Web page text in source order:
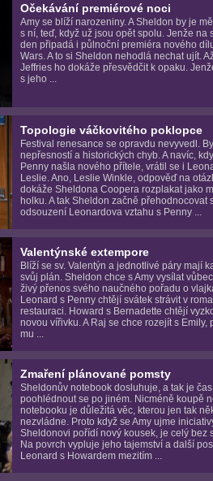
Očekávání premiérové noci
Amy se blíží narozeniny. A Sheldon by je
s ní, teď, když už jsou opět spolu. Jenže na
den připadá i půlnoční premiéra nového
Wars. A to si Sheldon nehodlá nechat ujít.
Jeffries ho dokáže přesvědčit k opaku.
s jeho ...
Topologie váčkovitého poklopce
Festival renesance se opravdu nevyvedl.
nepřesností a historických chyb. A navíc,
Penny našla nového přítele, vrátil se i
Leslie. Ano, Leslie Winkle, odpověď na
dokáže Sheldona Coopera rozplakat jako
holku. A tak Sheldon začně přehodnocovat
odsouzení Leonardova vztahu s Penny ...
Valentýnské extempore
Blíží se sv. Valentýn a jednotlivé páry mají
svůj plán. Sheldon chce s Amy vysílat
živý přenos svého naučného pořadu o
Leonard s Penny chtějí svátek strávit v
restauraci. Howard s Bernadette chtějí
novou vířivku. A Raj se chce rozejít s Emily,
mu ...
Zmaření plánované pomsty
Sheldonův notebook dosluhuje, a tak je čas
poohlédnout se po jiném. Nicméně koupě
notebooku je důležitá věc, kterou jen tak
nezvládne. Proto když se Amy ujme
Sheldonovi pořídí nový kousek, je celý bez
Na povrch vypluje jeho tajemství a další
Leonard s Howardem mezitím ...